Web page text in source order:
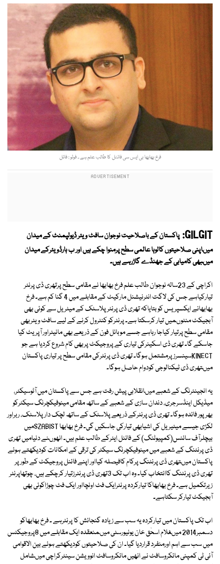
فرخ بھابھا بی ایس سی فائنل کا طالب علم ہے ۔ فوٹو : فائل
GILGIT: پاکستان کے باصلاحیت نوجوان سافٹ ویئر ڈیولپمنٹ کے میدان
میںاپنی صلاحیتوں کالوہا عالمی سطح پرمنوا چکے ہیں اور ب ہارڈویئرکے میدان
میںبھی کامیابی کے جھنڈے گاڑرہے ہیں۔
اکراچی کے 23سالہ نوجوان طالب علم فرخ بھابھا نے مقامی سطح پرتھری ڈی پرنٹر
تیارکیاہے جس کی لاگت انٹرنیشنل مارکیٹ کے مقابلے میں 4 گنا کم ہے۔ فرخ
بھابھانے ایکسپریس کو بتایاکہ تھری ڈی پرنٹرپلاسٹک کے میٹریل سے کوئی بھی
آبجیکٹ منٹوںمیں تیار کرسکتا ہے۔ پرنٹرکو کنٹرول کرنے کے لیے سافٹ ویئربھی
مقامی سطح پرتیار کیاجا رہاہے جسے موبائل فون کے ذریعے بھی مانیٹراور آپریٹ کیا
جاسکے گا۔ تھری ڈی اسکینرکی تیاری کے پروجیکٹ پربھی کام شروع کردیا ہے جو
KINECTسینسرز پرمشتمل ہوگا۔ تھری ڈی پرنٹرکی مقامی سطح پر تیاری پاکستان
میںتھری ڈی ٹیکنالوجی کودوام حاصل ہوگا۔
یہ انجینئرنگ کے شعبے میںانقلابی پیش رفت ہے جس سے پاکستان میں آٹوسیکٹر،
میڈیکل اینڈسرجری، دندان سازی کے شعبے کے ساتھ مقامی مینوفیکچرنگ سیکٹرکو
بھرپور فائدہ ہوگا۔ تھری ڈی پرنٹرکے ذریعے پلاسٹک کے ساتھ لچک دارپلاسٹک، ربراور
لکڑی جیسے میٹیریل کی اشیابھی تیارکی جاسکیں گی۔ فرخ بھابھا SZABISTمیں
بیچلرآف سائنس(کمپیوٹنگ) کے فائنل ٰایئرکے طالب علم ہیں۔ انھوںنے دنیامیں تھری
ڈی پرنٹنگ کے شعبے میں مینوفیکچرنگ سیکٹر کی ترقی کے امکانات کودیکھتے ہوئے
پاکستان میںتھری ڈی پرنٹنگ پرکام کافیصلہ کیااور اپنے فائنل پروجیکٹ کے طورپر
تھری ڈی پرنٹنگ کاانتخاب کیا۔ وہ اب تک 3تھری ڈی پرنٹرزتیار کرچکے ہیں، چوتھاپرنٹر
زیرتکمیل ہے۔ فرخ بھابھاکا تیارکردہ پرنٹرایک فٹ اونچااور ایک فٹ چوڑاکوئی بھی
آبجیکٹ تیارکر سکتاہے۔
اب تک پاکستان میں تیارکردہ یہ سب سے زیادہ گنجائش کا پرنٹرہے ۔ فرخ بھابھاکو
دسمبر2014 میںغلام اسحٰق خان یونیورسٹی میںمنعقدہ ایک مقابلے میں 8پروجیکٹس
میں سب سے اہم اورمنفرد قراردیا گیا۔ ان کی صلاحیتوں کودیکھتے ہوئے بین الاقوامی
آئی ٹی کمپنی مائکروسافٹ نے انھیں مائکروسافٹ انوویشن سینٹرکراچی میںشامل